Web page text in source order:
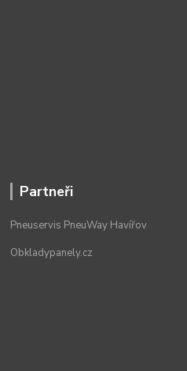
Partneři
Pneuservis PneuWay Havířov
Obkladypanely.cz